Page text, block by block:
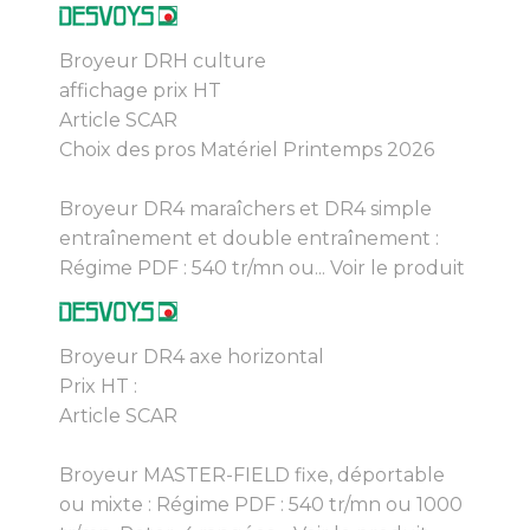
Broyeur DRH culture
affichage prix HT
Article SCAR
Choix des pros Matériel Printemps 2026
Broyeur DR4 maraîchers et DR4 simple
entraînement et double entraînement :
Régime PDF : 540 tr/mn ou... Voir le produit
Broyeur DR4 axe horizontal
Prix HT :
Article SCAR
Broyeur MASTER-FIELD fixe, déportable
ou mixte : Régime PDF : 540 tr/mn ou 1000